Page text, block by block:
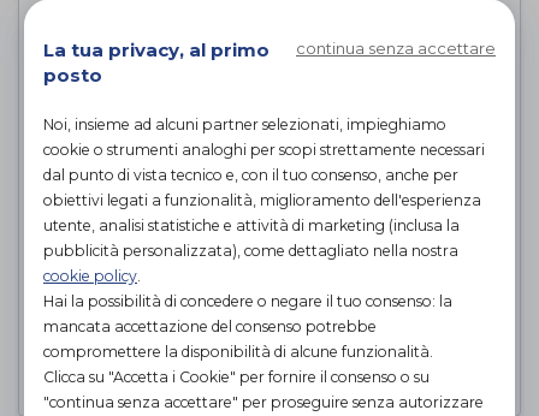
Comoda 4 in 1 pieghevole in
alluminio
Intermed
PROVA E ACQUISTA IN NEGOZIO
La tua privacy, al primo
posto
continua senza accettare
Noi, insieme ad alcuni partner selezionati, impieghiamo
cookie o strumenti analoghi per scopi strettamente necessari
dal punto di vista tecnico e, con il tuo consenso, anche per
obiettivi legati a funzionalità, miglioramento dell'esperienza
utente, analisi statistiche e attività di marketing (inclusa la
pubblicità personalizzata), come dettagliato nella nostra
cookie policy
Hai la possibilità di concedere o negare il tuo consenso: la
mancata accettazione del consenso potrebbe
compromettere la disponibilità di alcune funzionalità.
Clicca su "Accetta i Cookie" per fornire il consenso o su
"continua senza accettare" per proseguire senza autorizzare